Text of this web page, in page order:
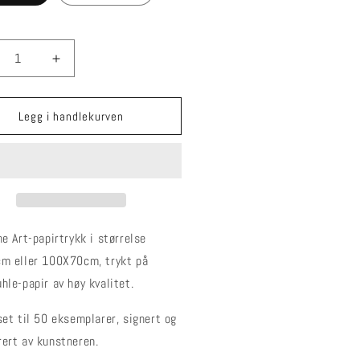
Øk
mengden
for
Papirtrykk
&quot;Focus
Legg i handlekurven
Art-papirtrykk i størrelse
eller 100X70cm, trykt på
papir av høy kvalitet.
til 50 eksemplarer, signert og
av kunstneren.